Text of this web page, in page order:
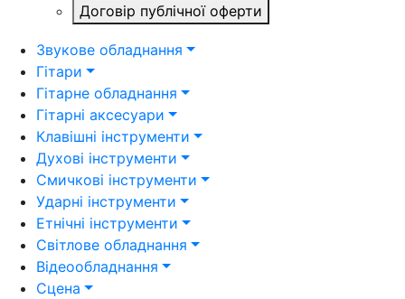
Договір публічної оферти
Звукове обладнання
Гітари
Гітарне обладнання
Гітарні аксесуари
Клавішні інструменти
Духові інструменти
Смичкові інструменти
Ударні інструменти
Етнічні інструменти
Світлове обладнання
Відеообладнання
Сцена